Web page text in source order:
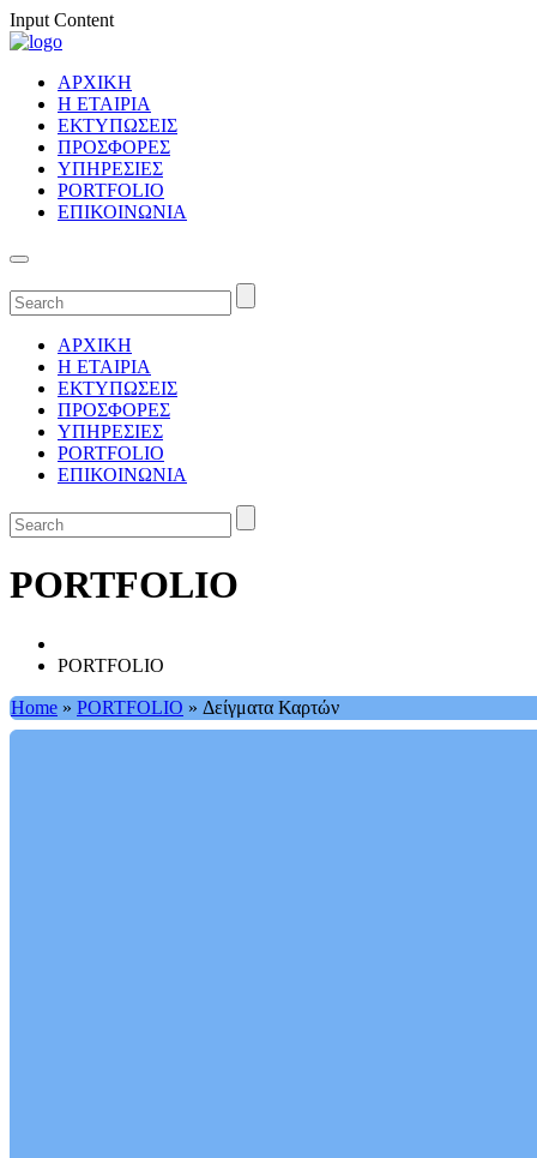
Input Content
ΑΡΧΙΚΗ
Η ΕΤΑΙΡΙΑ
ΕΚΤΥΠΩΣΕΙΣ
ΠΡΟΣΦΟΡΕΣ
ΥΠΗΡΕΣΙΕΣ
PORTFOLIO
ΕΠΙΚΟΙΝΩΝΙΑ
ΑΡΧΙΚΗ
Η ΕΤΑΙΡΙΑ
ΕΚΤΥΠΩΣΕΙΣ
ΠΡΟΣΦΟΡΕΣ
ΥΠΗΡΕΣΙΕΣ
PORTFOLIO
ΕΠΙΚΟΙΝΩΝΙΑ
PORTFOLIO
PORTFOLIO
Home » PORTFOLIO » Δείγματα Καρτών